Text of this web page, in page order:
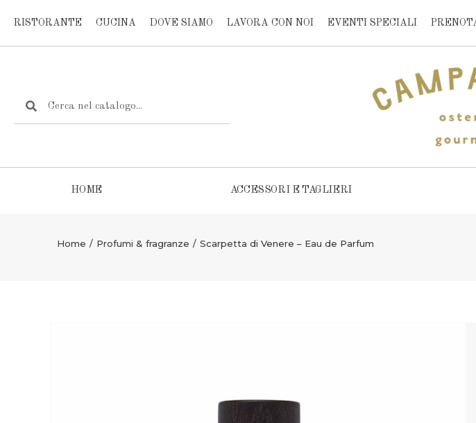
RISTORANTE CUCINA DOVE SIAMO LAVORA CON NOI EVENTI SPECIALI
HOME ACCESSORI E TAGLIERI
Home / Profumi & fragranze / Scarpetta di Venere – Eau de Parfum